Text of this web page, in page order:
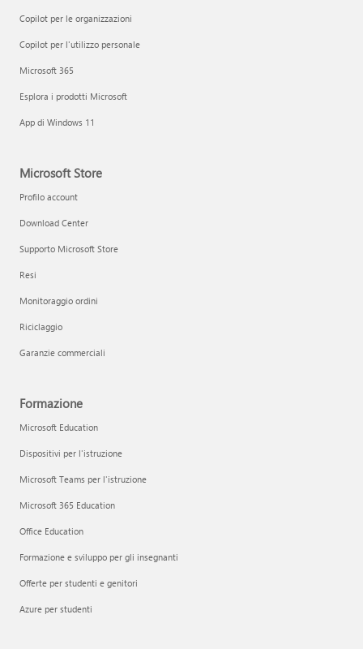
Copilot per le organizzazioni
Copilot per l'utilizzo personale
Microsoft 365
Esplora i prodotti Microsoft
App di Windows 11
Microsoft Store
Profilo account
Download Center
Supporto Microsoft Store
Resi
Monitoraggio ordini
Riciclaggio
Garanzie commerciali
Formazione
Microsoft Education
Dispositivi per l'istruzione
Microsoft Teams per l'istruzione
Microsoft 365 Education
Office Education
Formazione e sviluppo per gli insegnanti
Offerte per studenti e genitori
Azure per studenti